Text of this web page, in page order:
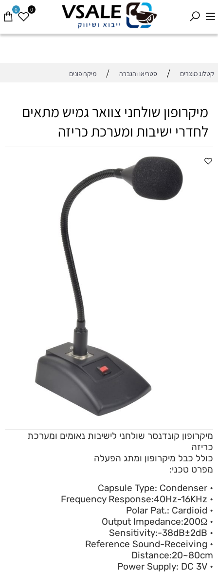
0 0
קטלוג מוצרים / סטריאו והגברה / מיקרופונים
מיקרופון שולחני צוואר גמיש מתאים
לחדרי ישיבות ומערכת כריזה
מיקרופון קונדנסר שולחני לישיבות נאומים ומערכת
כריזה
כולל כבל מיקרופון ומתג הפעלה
מפרט טכני:
• Capsule Type: Condenser
• Frequency Response:40Hz-16KHz
• Polar Pat.: Cardioid
• Output lmpedance:200Ω
• Sensitivity:-38dB±2dB
• Reference Sound-Receiving
Distance:20~80cm
• Power Supply: DC 3V